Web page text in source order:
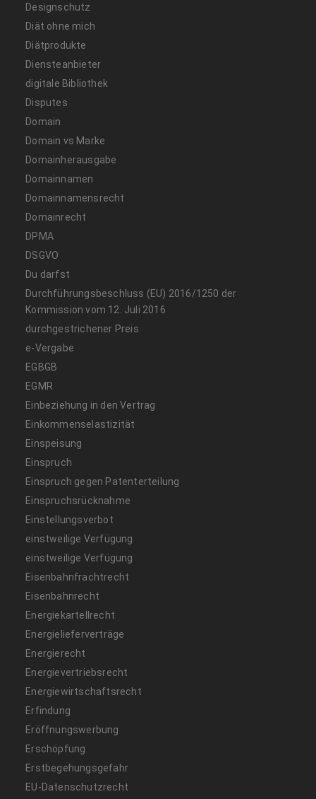
Designschutz
Diät ohne mich
Diätprodukte
Diensteanbieter
digitale Bibliothek
Disputes
Domain
Domain vs Marke
Domainherausgabe
Domainnamen
Domainnamensrecht
Domainrecht
DPMA
DSGVO
Du darfst
Durchführungsbeschluss (EU) 2016/1250 der
Kommission vom 12. Juli 2016
durchgestrichener Preis
e-Vergabe
EGBGB
EGMR
Einbeziehung in den Vertrag
Einkommenselastizität
Einspeisung
Einspruch
Einspruch gegen Patenterteilung
Einspruchsrücknahme
Einstellungsverbot
einstweilige Verfügung
einstweilige Verfügung
Eisenbahnfrachtrecht
Eisenbahnrecht
Energiekartellrecht
Energielieferverträge
Energierecht
Energievertriebsrecht
Energiewirtschaftsrecht
Erfindung
Eröffnungswerbung
Erschöpfung
Erstbegehungsgefahr
EU-Datenschutzrecht